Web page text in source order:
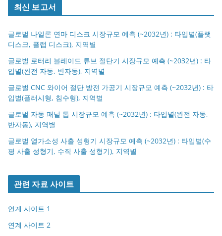
최신 보고서
글로벌 나일론 연마 디스크 시장규모 예측 (~2032년) : 타입별(플랫
디스크, 플랩 디스크), 지역별
글로벌 로터리 블레이드 튜브 절단기 시장규모 예측 (~2032년) : 타
입별(완전 자동, 반자동), 지역별
글로벌 CNC 와이어 절단 방전 가공기 시장규모 예측 (~2032년) : 타
입별(플러시형, 침수형), 지역별
글로벌 자동 패널 톱 시장규모 예측 (~2032년) : 타입별(완전 자동,
반자동), 지역별
글로벌 열가소성 사출 성형기 시장규모 예측 (~2032년) : 타입별(수
평 사출 성형기, 수직 사출 성형기), 지역별
관련 자료 사이트
연계 사이트 1
연계 사이트 2